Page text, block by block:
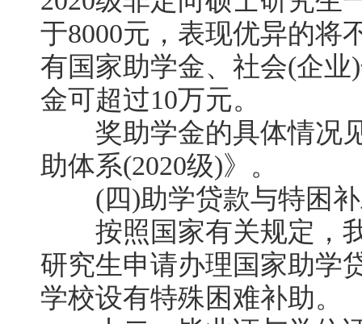
于8000元，表现优异的将
有国家助学金、社会(企
金可超过10万元。
奖助学金的具体情况见
助体系(2020级)》。
(四)助学贷款与特困
按照国家有关规定，我
研究生申请办理国家助学
学校设有特殊困难补助。